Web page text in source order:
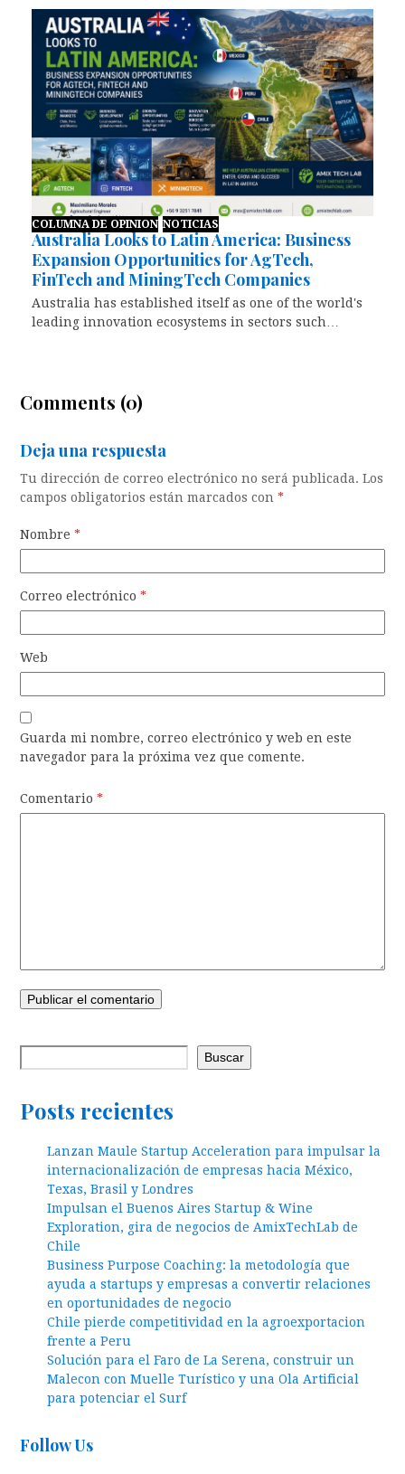
COLUMNA DE OPINION NOTICIAS
Australia Looks to Latin America: Business
Expansion Opportunities for AgTech,
FinTech and MiningTech Companies
Australia has established itself as one of the world's
leading innovation ecosystems in sectors such…
Comments (0)
Deja una respuesta
Tu dirección de correo electrónico no será publicada. Los
campos obligatorios están marcados con*
Nombre*
Correo electrónico*
Web
Guarda mi nombre, correo electrónico y web en este
navegador para la próxima vez que comente.
Comentario*
Buscar
Posts recientes
Lanzan Maule Startup Acceleration para impulsar la
internacionalización de empresas hacia México,
Texas, Brasil y Londres
Impulsan el Buenos Aires Startup & Wine
Exploration, gira de negocios de AmixTechLab de
Chile
Business Purpose Coaching: la metodología que
ayuda a startups y empresas a convertir relaciones
en oportunidades de negocio
Chile pierde competitividad en la agroexportacion
frente a Peru
Solución para el Faro de La Serena, construir un
Malecon con Muelle Turístico y una Ola Artificial
para potenciar el Surf
Follow Us